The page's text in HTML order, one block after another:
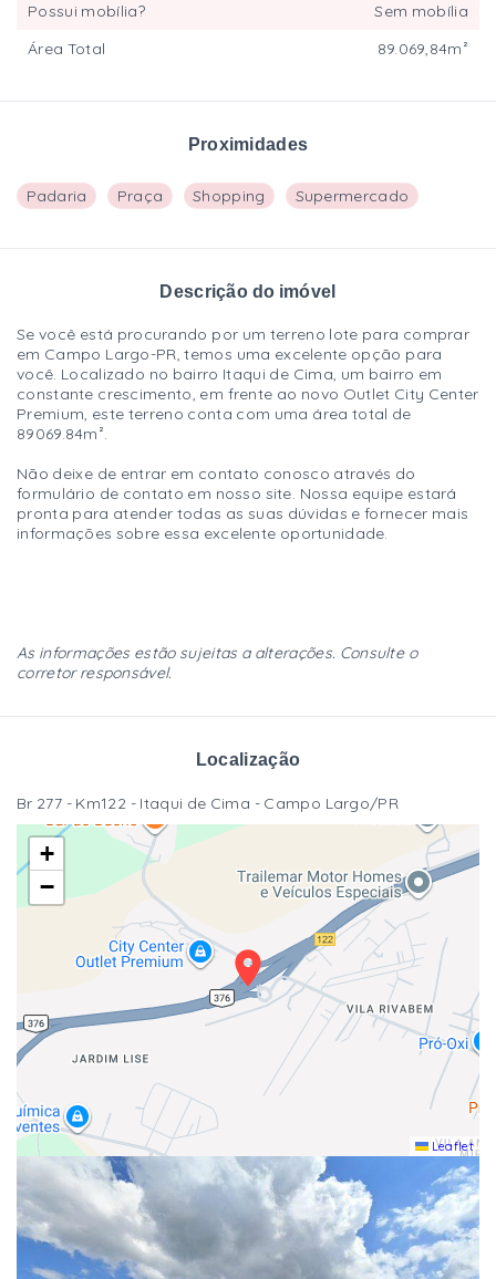
Proximidades
Padaria Praça Shopping Supermercado
Descrição do imóvel
Se você está procurando por um terreno lote para comprar
em Campo Largo-PR, temos uma excelente opção para
você. Localizado no bairro Itaqui de Cima, um bairro em
constante crescimento, em frente ao novo Outlet City Center
Premium, este terreno conta com uma área total de
89069.84m².
Não deixe de entrar em contato conosco através do
formulário de contato em nosso site. Nossa equipe estará
pronta para atender todas as suas dúvidas e fornecer mais
informações sobre essa excelente oportunidade.
As informações estão sujeitas a alterações. Consulte o
corretor responsável.
Localização
Br 277 - Km122 - Itaqui de Cima - Campo Largo/PR
+
−
Leaflet
Possui mobília?
Sem mobília
Área Total
89.069,84m²